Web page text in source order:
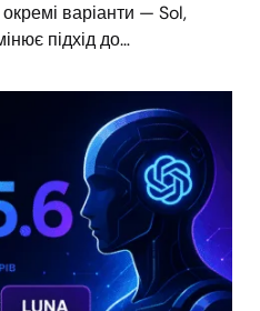
варіанти — Sol,
підхід до…